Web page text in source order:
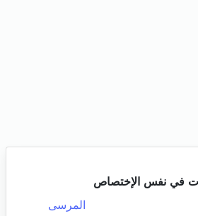
في نفس الإختصاص
المرسى